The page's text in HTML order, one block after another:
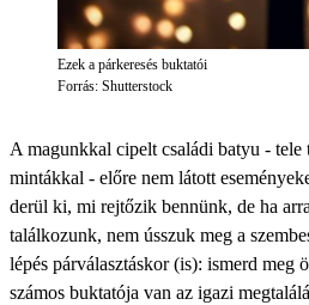
Ezek a párkeresés buktatói
Forrás: Shutterstock
A magunkkal cipelt családi batyu - tele
mintákkal - előre nem látott
derül ki, mi rejtőzik bennünk, de ha
találkozunk, nem ússzuk meg a
lépés párválasztáskor (is): ismerd meg
számos buktatója van az igazi